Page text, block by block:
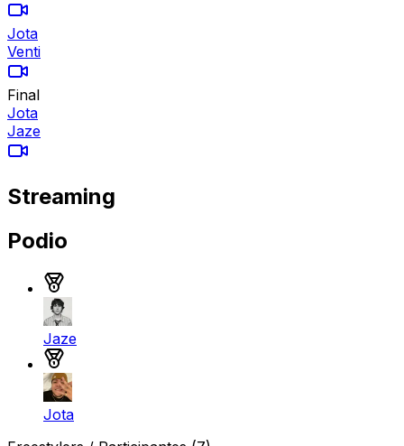
Jota
Venti
Final
Jota
Jaze
Streaming
Podio
Jaze
Jota